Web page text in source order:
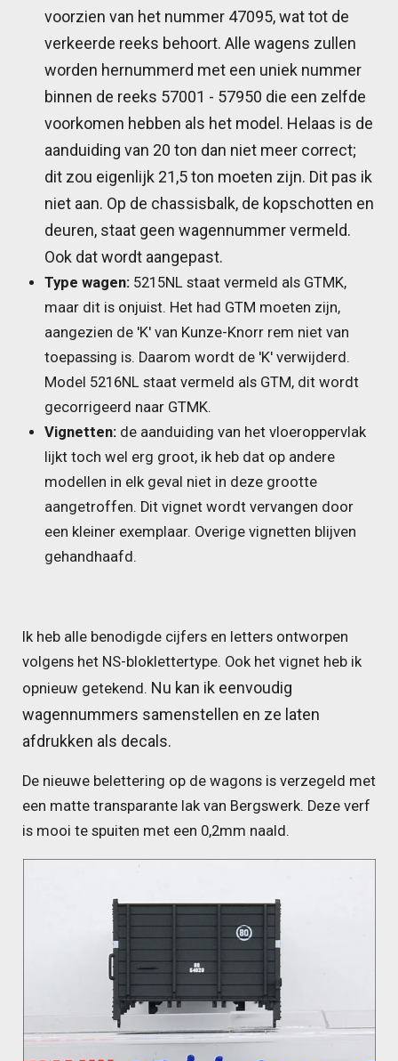
voorzien van het nummer 47095, wat tot de
verkeerde reeks behoort. Alle wagens zullen
worden hernummerd met een uniek nummer
binnen de reeks 57001 - 57950 die een zelfde
voorkomen hebben als het model. Helaas is de
aanduiding van 20 ton dan niet meer correct;
dit zou eigenlijk 21,5 ton moeten zijn. Dit pas ik
niet aan. Op de chassisbalk, de kopschotten en
deuren, staat geen wagennummer vermeld.
Ook dat wordt aangepast.
Type wagen: 5215NL staat vermeld als GTMK,
maar dit is onjuist. Het had GTM moeten zijn,
aangezien de 'K' van Kunze-Knorr rem niet van
toepassing is. Daarom wordt de 'K' verwijderd.
Model 5216NL staat vermeld als GTM, dit wordt
gecorrigeerd naar GTMK.
Vignetten: de aanduiding van het vloeroppervlak
lijkt toch wel erg groot, ik heb dat op andere
modellen in elk geval niet in deze grootte
aangetroffen. Dit vignet wordt vervangen door
een kleiner exemplaar. Overige vignetten blijven
gehandhaafd.
Ik heb alle benodigde cijfers en letters ontworpen
volgens het NS-bloklettertype. Ook het vignet heb ik
opnieuw getekend. Nu kan ik eenvoudig
wagennummers samenstellen en ze laten
afdrukken als decals.
De nieuwe belettering op de wagons is verzegeld met
een matte transparante lak van Bergswerk. Deze verf
is mooi te spuiten met een 0,2mm naald.